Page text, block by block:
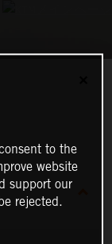
to the
website
support our
rejected.